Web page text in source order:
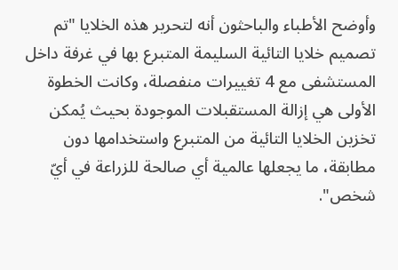
وأوضح الأطباء والباحثون أنه لتحرير هذه الخلايا "تم
تصميم خلايا التائية السليمة المتبرع بها في غرفة داخل
المستشفى مع 4 تغييرات منفصلة، وكانت الخطوة
الأولى هي إزالة المستقبلات الموجودة بحيث يُمكن
تخزين الخلايا التائية من المتبرع واستخدامها دون
مطابقة، ما يجعلها عالمية أي صالحة للزراعة في أيّ
شخص".